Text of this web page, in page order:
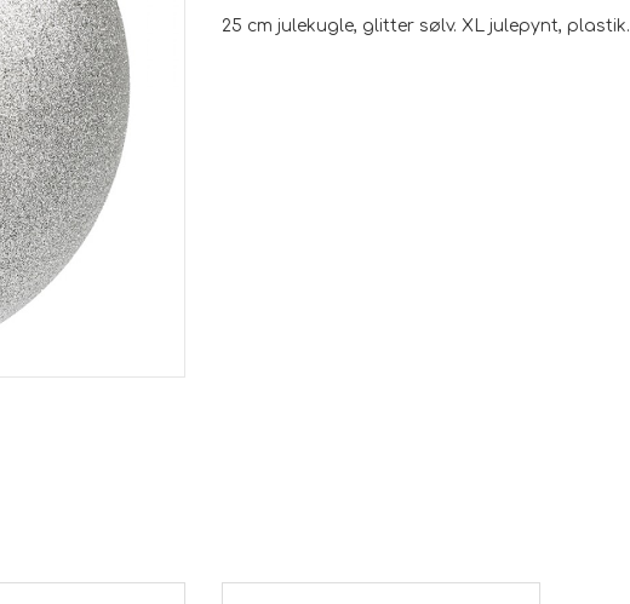
25 cm julekugle, glitter sølv. XL julepynt, plastik.